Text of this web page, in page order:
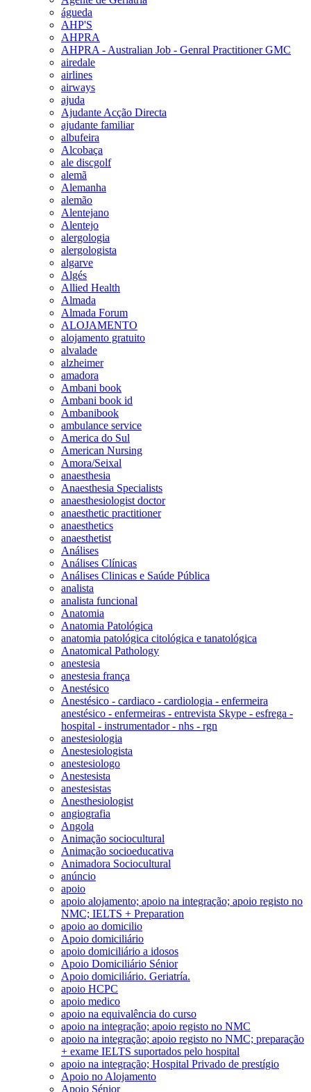
águeda
AHP'S
AHPRA
AHPRA - Australian Job - Genral Practitioner GMC
airedale
airlines
airways
ajuda
Ajudante Acção Directa
ajudante familiar
albufeira
Alcobaça
ale discgolf
alemã
Alemanha
alemão
Alentejano
Alentejo
alergologia
alergologista
algarve
Algés
Allied Health
Almada
Almada Forum
ALOJAMENTO
alojamento gratuito
alvalade
alzheimer
amadora
Ambani book
Ambani book id
Ambanibook
ambulance service
America do Sul
American Nursing
Amora/Seixal
anaesthesia
Anaesthesia Specialists
anaesthesiologist doctor
anaesthetic practitioner
anaesthetics
anaesthetist
Análises
Análises Clínicas
Análises Clinicas e Saúde Pública
analista
analista funcional
Anatomia
Anatomia Patológica
anatomia patológica citológica e tanatológica
Anatomical Pathology
anestesia
anestesia frança
Anestésico
Anestésico - cardiaco - cardiologia - enfermeira
anestésico - enfermeiras - entrevista Skype - esfrega -
hospital - instrumentador - nhs - rgn
anestesiologia
Anestesiologista
anestesiologo
Anestesista
anestesistas
Anesthesiologist
angiografia
Angola
Animação sociocultural
Animação socioeducativa
Animadora Sociocultural
anúncio
apoio
apoio alojamento; apoio na integração; apoio registo no
NMC; IELTS + Preparation
apoio ao domicilio
Apoio domiciliário
apoio domiciliário a idosos
Apoio Domiciliário Sénior
Apoio domiciliário. Geriatría.
apoio HCPC
apoio medico
apoio na equivalência do curso
apoio na integração; apoio registo no NMC
apoio na integração; apoio registo no NMC; preparação
+ exame IELTS suportados pelo hospital
apoio na integração; Hospital Privado de prestígio
Apoio no Alojamento
Apoio Sénior